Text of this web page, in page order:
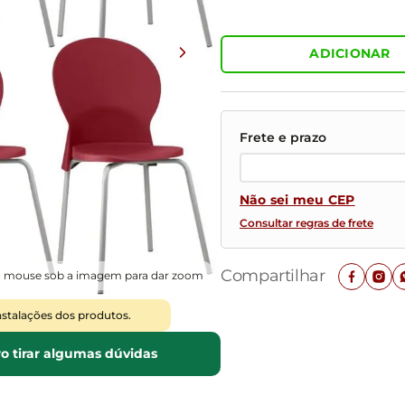
Baú Organizador
Ver todos
mouse sob a imagem para dar zoom
dos produtos.
tirar algumas dúvidas
ADICIONAR
Não sei meu CEP
Consultar regras de frete
Compartilhar